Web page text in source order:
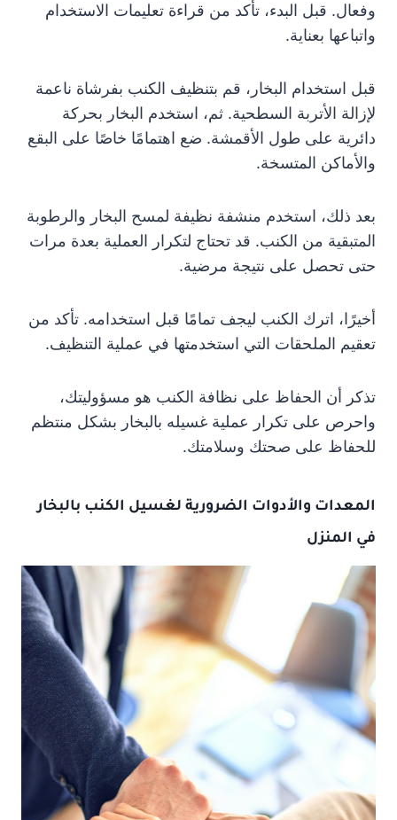
وفعال. قبل البدء، تأكد من قراءة تعليمات الاستخدام
واتباعها بعناية.
قبل استخدام البخار، قم بتنظيف الكنب بفرشاة ناعمة
لإزالة الأتربة السطحية. ثم، استخدم البخار بحركة
دائرية على طول الأقمشة. ضع اهتمامًا خاصًا على البقع
والأماكن المتسخة.
بعد ذلك، استخدم منشفة نظيفة لمسح البخار والرطوبة
المتبقية من الكنب. قد تحتاج لتكرار العملية بعدة مرات
حتى تحصل على نتيجة مرضية.
أخيرًا، اترك الكنب ليجف تمامًا قبل استخدامه. تأكد من
تعقيم الملحقات التي استخدمتها في عملية التنظيف.
تذكر أن الحفاظ على نظافة الكنب هو مسؤوليتك،
واحرص على تكرار عملية غسيله بالبخار بشكل منتظم
للحفاظ على صحتك وسلامتك.
المعدات والأدوات الضرورية لغسيل الكنب بالبخار
في المنزل